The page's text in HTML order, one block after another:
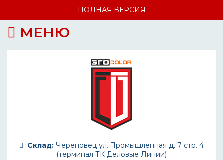
ПОЛНАЯ ВЕРСИЯ
МЕНЮ
Склад: Череповец ул. Промышленная д. 7 стр. 4
(терминал ТК Деловые Линии)